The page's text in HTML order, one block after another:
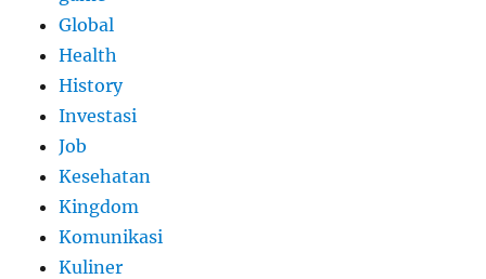
Global
Health
History
Investasi
Job
Kesehatan
Kingdom
Komunikasi
Kuliner